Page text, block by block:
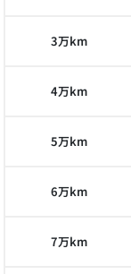
3万km
4万km
5万km
6万km
7万km